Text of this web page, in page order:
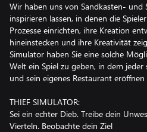
Wir haben uns von Sandkasten- und
inspirieren lassen, in denen die
Prozesse einrichten, ihre Kreation
hineinstecken und ihre Kreativität
Simulator haben Sie eine solche
Welt ein Spiel zu geben, in dem
und sein eigenes Restaurant eröffnen
THIEF SIMULATOR:
Sei ein echter Dieb. Treibe dein
Vierteln. Beobachte dein Ziel